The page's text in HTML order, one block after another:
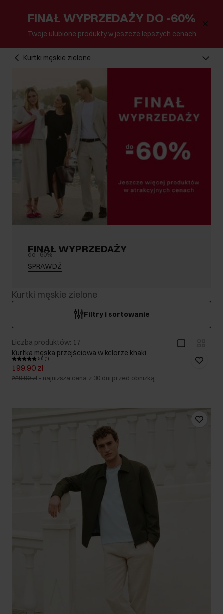
FINAŁ WYPRZEDAŻY DO -60%
Twoje ulubione produkty w jeszcze lepszych cenach
Kurtki męskie zielone
FINAŁ WYPRZEDAŻY
do -60%
SPRAWDŹ
Kurtki męskie zielone
Filtry i sortowanie
Liczba produktów: 17
Kurtka męska przejściowa w kolorze khaki
5.0 (1)
199,90 zł
229,90 zł - najniższa cena z 30 dni przed obniżką